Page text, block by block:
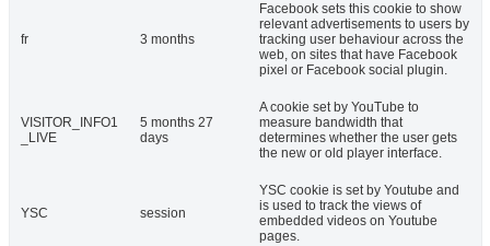
fr 3 months
Facebook sets this cookie to show
relevant advertisements to users by
tracking user behaviour across the
web, on sites that have Facebook
pixel or Facebook social plugin.
VISITOR_INFO1
_LIVE
5 months 27
days
A cookie set by YouTube to
measure bandwidth that
determines whether the user gets
the new or old player interface.
YSC session
YSC cookie is set by Youtube and
is used to track the views of
embedded videos on Youtube
pages.